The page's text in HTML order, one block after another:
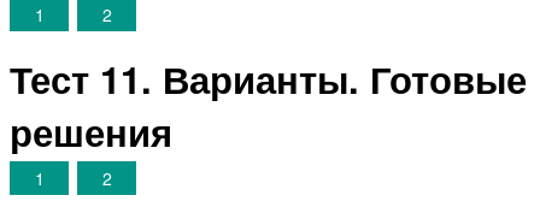
1 2
Тест 11. Варианты. Готовые
решения
1 2